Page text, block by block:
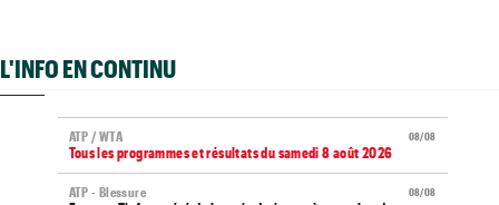
L'INFO EN CONTINU
08/08
ATP / WTA
Tous les programmes et résultats du samedi 8 août 2026
08/08
ATP - Blessure